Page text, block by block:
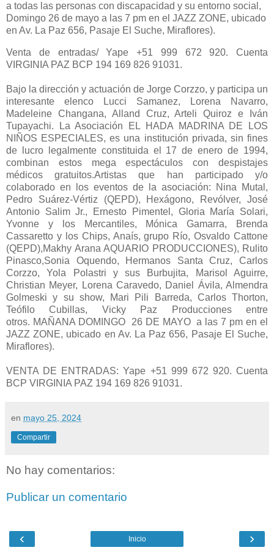
a todas las personas con discapacidad y su entorno social,
Domingo 26 de mayo a las 7 pm en el JAZZ ZONE, ubicado
en Av. La Paz 656, Pasaje El Suche, Miraflores).
Venta de entradas/ Yape +51 999 672 920. Cuenta
VIRGINIA PAZ BCP 194 169 826 91031.
Bajo la dirección y actuación de Jorge Corzzo, y participa un
interesante elenco Lucci Samanez, Lorena Navarro,
Madeleine Changana, Alland Cruz, Arteli Quiroz e Iván
Tupayachi. La Asociación EL HADA MADRINA DE LOS
NIÑOS ESPECIALES, es una institución privada, sin fines
de lucro legalmente constituida el 17 de enero de 1994,
combinan estos mega espectáculos con despistajes
médicos gratuitos.Artistas que han participado y/o
colaborado en los eventos de la asociación: Nina Mutal,
Pedro Suárez-Vértiz (QEPD), Hexágono, Revólver, José
Antonio Salim Jr., Ernesto Pimentel, Gloria María Solari,
Yvonne y los Mercantiles, Mónica Gamarra, Brenda
Cassaretto y los Chips, Anaís, grupo Río, Osvaldo Cattone
(QEPD),Makhy Arana AQUARIO PRODUCCIONES), Rulito
Pinasco,Sonia Oquendo, Hermanos Santa Cruz, Carlos
Corzzo, Yola Polastri y sus Burbujita, Marisol Aguirre,
Christian Meyer, Lorena Caravedo, Daniel Ávila, Almendra
Golmeski y su show, Mari Pili Barreda, Carlos Thorton,
Teófilo Cubillas, Vicky Paz Producciones entre
otros. MAÑANA DOMINGO 26 DE MAYO a las 7 pm en el
JAZZ ZONE, ubicado en Av. La Paz 656, Pasaje El Suche,
Miraflores).
VENTA DE ENTRADAS: Yape +51 999 672 920. Cuenta
BCP VIRGINIA PAZ 194 169 826 91031.
en mayo 25, 2024
Compartir
No hay comentarios:
Publicar un comentario
‹ ›
Inicio